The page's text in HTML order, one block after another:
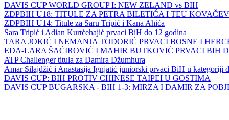
DAVIS CUP WORLD GROUP I: NEW ZELAND vs BIH
ZDPBIH U18: TITULE ZA PETRA BILETIĆA I TEU
ZDPBIH U14: Titule za Saru Tripić i Kana Ahića
Sara Tripić i Adian Kurtćehajić prvaci BiH do 12 godina
TARA JOKIĆ I NEMANJA TODORIĆ PRVACI BOSNE I
EDA-LARA ŠAĆIROVIĆ I MAHIR BUTKOVIĆ PRVACI BIH
ATP Challenger titula za Damira Džumhura
Amar Silajdžić i Anastasija Ignjatić juniorski prvaci BiH u kategoriji
DAVIS CUP: BIH PROTIV CHINESE TAIPEI U GOSTIMA
DAVIS CUP BUGARSKA - BIH 1-3: MIRZA I DAMIR ZA